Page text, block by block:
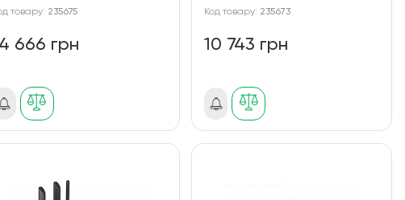
товару: 235675
666 грн
Код товару: 235673
10 743 грн